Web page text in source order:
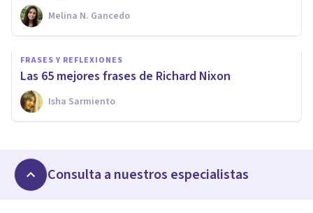
Melina N. Gancedo
FRASES Y REFLEXIONES
Las 65 mejores frases de Richard Nixon
Isha Sarmiento
Consulta a nuestros especialistas